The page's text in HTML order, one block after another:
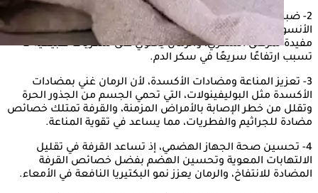
2- ضبط مستوى السكر في الدم، لأن القرفة تحسن حساسية
الأنسولين وتساعد في تقليل مقاومة الأنسولين، مما يجعلها
مفيدة لمرضى السكري، والرمان يحتوي على سكريات طبيعية لا
تسبب ارتفاعًا سريعًا في سكر الدم.
3- تعزيز المناعة ومضادات الأكسدة، لأن الرمان غني بمضادات
الأكسدة مثل البوليفينولات، التي تحمي الجسم من الجذور الحرة
وتقلل من خطر الإصابة بالأمراض المزمنة، والقرفة تمتلك خصائص
مضادة للجراثيم والفطريات، مما يساعد في تقوية المناعة.
4- تحسين صحة الجهاز الهضمي، إذ تساعد القرفة في تقليل
الالتهابات المعوية وتحسين الهضم بفضل خصائص القرفة
المضادة للانتفاخ، والرمان يعزز نمو البكتيريا النافعة في الأمعاء.